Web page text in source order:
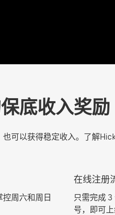
底收入奖励
可以获得稳定收入。了解
周六和周日
在线注册
只需完成
号，即可上